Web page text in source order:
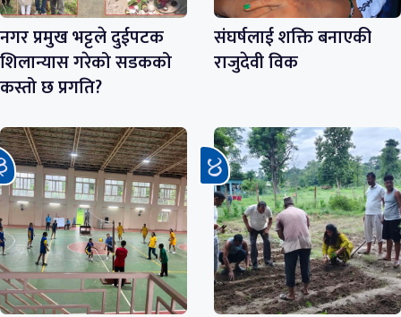
नगर प्रमुख भट्टले दुईपटक
शिलान्यास गरेको सडकको
कस्तो छ प्रगति?
संघर्षलाई शक्ति बनाएकी
राजुदेवी विक